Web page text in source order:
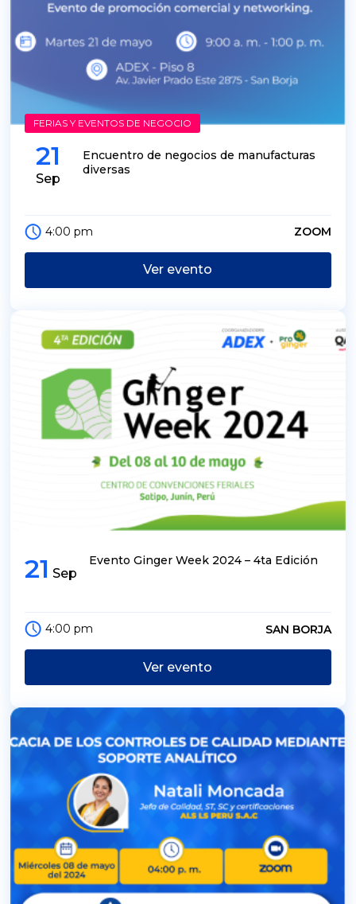
FERIAS Y EVENTOS DE NEGOCIO
21
Sep
Encuentro de negocios de manufacturas
diversas
4:00 pm ZOOM
Ver evento
21 Sep
Evento Ginger Week 2024 – 4ta Edición
4:00 pm SAN BORJA
Ver evento